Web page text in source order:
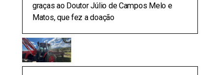
graças ao Doutor Júlio de Campos Melo e
Matos, que fez a doação